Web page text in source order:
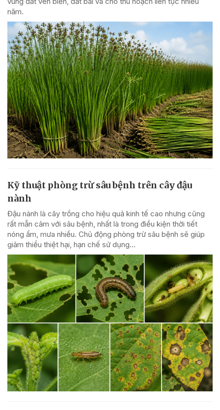
năm.
Kỹ thuật phòng trừ sâu bệnh trên cây đậu
nành
Đậu nành là cây trồng cho hiệu quả kinh tế cao nhưng cũng
rất mẫn cảm với sâu bệnh, nhất là trong điều kiện thời tiết
nóng ẩm, mưa nhiều. Chủ động phòng trừ sâu bệnh sẽ giúp
giảm thiểu thiệt hại, hạn chế sử dụng...